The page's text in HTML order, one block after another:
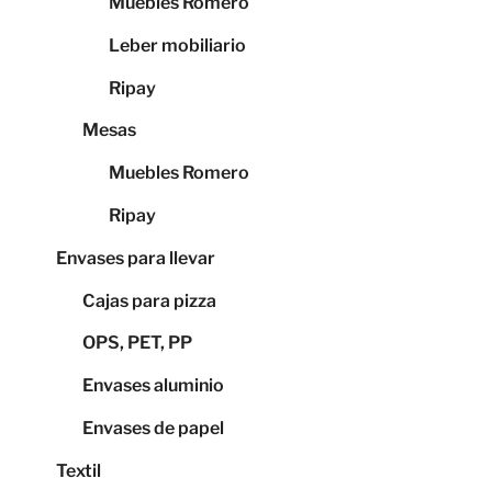
Leber mobiliario
Ripay
Mesas
Muebles Romero
Ripay
Envases para llevar
Cajas para pizza
OPS, PET, PP
Envases aluminio
Envases de papel
Textil